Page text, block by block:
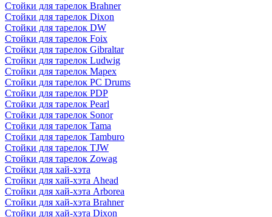
Стойки для тарелок Brahner
Стойки для тарелок Dixon
Стойки для тарелок DW
Стойки для тарелок Foix
Стойки для тарелок Gibraltar
Стойки для тарелок Ludwig
Стойки для тарелок Mapex
Стойки для тарелок PC Drums
Стойки для тарелок PDP
Стойки для тарелок Pearl
Стойки для тарелок Sonor
Стойки для тарелок Tama
Стойки для тарелок Tamburo
Стойки для тарелок TJW
Стойки для тарелок Zowag
Стойки для хай-хэта
Стойки для хай-хэта Ahead
Стойки для хай-хэта Arborea
Стойки для хай-хэта Brahner
Стойки для хай-хэта Dixon